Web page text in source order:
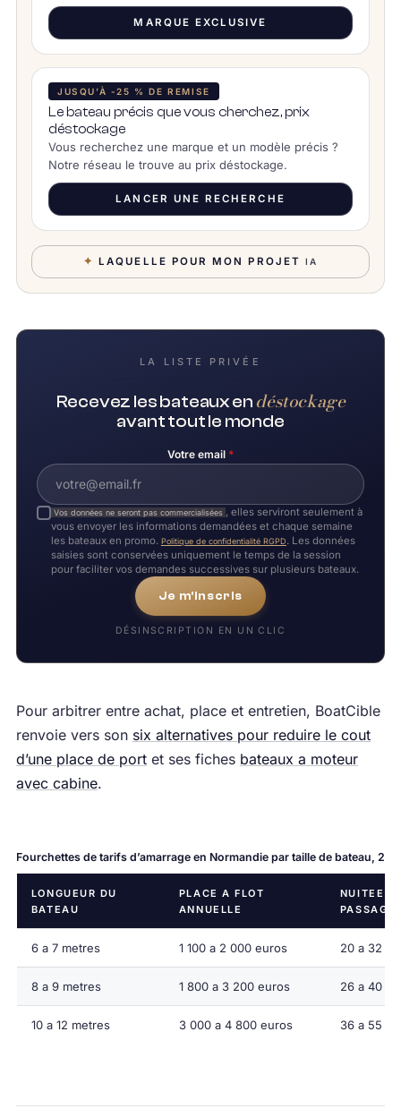
MARQUE EXCLUSIVE
JUSQU’À -25 % DE REMISE
Le bateau précis que vous cherchez, prix
déstockage
Vous recherchez une marque et un modèle précis ?
Notre réseau le trouve au prix déstockage.
LANCER UNE RECHERCHE
✦ LAQUELLE POUR MON PROJET IA
LA LISTE PRIVÉE
Recevez les bateaux en déstockage
avant tout le monde
Votre email *
Vos données ne seront pas commercialisées , elles serviront seulement à
vous envoyer les informations demandées et chaque semaine
les bateaux en promo. Politique de confidentialité RGPD. Les données
saisies sont conservées uniquement le temps de la session
pour faciliter vos demandes successives sur plusieurs bateaux.
Je m'inscris
DÉSINSCRIPTION EN UN CLIC
Pour arbitrer entre achat, place et entretien, BoatCible
renvoie vers son six alternatives pour reduire le cout
d’une place de portet ses fiches bateaux a moteur
avec cabine.
Fourchettes de tarifs d’amarrage en Normandie par taille de bateau,
LONGUEUR DU
BATEAU
PLACE A FLOT
ANNUELLE
NUITEE
PASSAGE
6 a 7 metres 1 100 a 2 000 euros 20 a 32
8 a 9 metres 1 800 a 3 200 euros 26 a 40
10 a 12 metres 3 000 a 4 800 euros 36 a 55